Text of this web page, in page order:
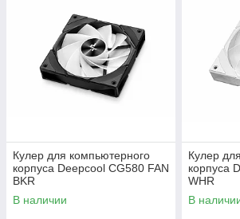
Кулер для компьютерного
корпуса Deepcool CG580 FAN
BKR
В наличии
Кулер
корпуса
WHR
В